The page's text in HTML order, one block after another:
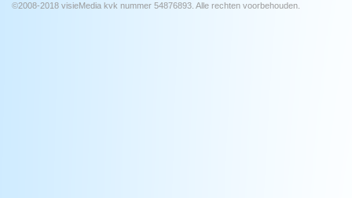
©2008-2018 visieMedia kvk nummer 54876893. Alle rechten voorbehouden.